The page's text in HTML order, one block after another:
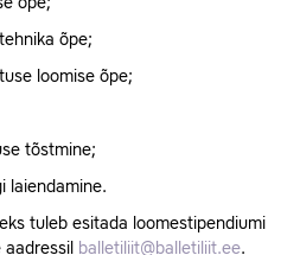
õpe;
õpe;
loomise õpe;
tõstmine;
laiendamine.
tuleb esitada loomestipendiumi
balletiliit@balletiliit.ee.